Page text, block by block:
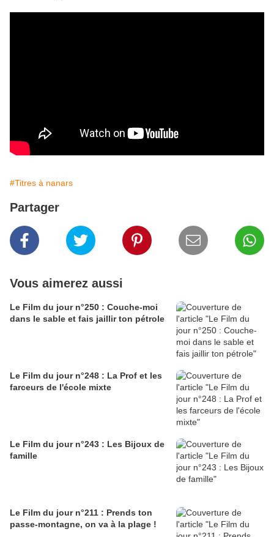
#Titres à nanars
Partager
Vous aimerez aussi
Le Film du jour n°250 : Couche-moi
dans le sable et fais jaillir ton pétrole
Le Film du jour n°248 : La Prof et les
farceurs de l'école mixte
Le Film du jour n°243 : Les Bijoux de
famille
Le Film du jour n°211 : Prends ton
passe-montagne, on va à la plage !